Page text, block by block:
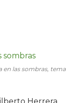
en las sombras, tema